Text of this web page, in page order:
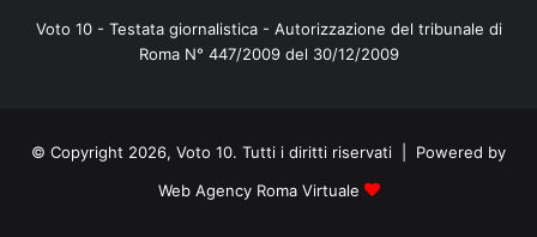
Voto 10 - Testata giornalistica - Autorizzazione del tribunale di
Roma N° 447/2009 del 30/12/2009
© Copyright 2026, Voto 10. Tutti i diritti riservati | Powered by
Web Agency Roma Virtuale